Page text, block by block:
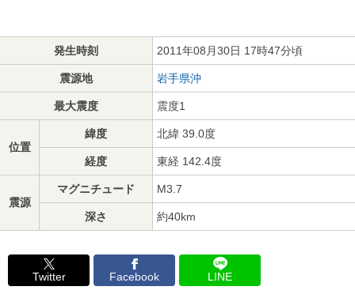
発生時刻 2011年08月30日 17時47分頃
震源地 岩手県沖
最大震度 震度1
位置
緯度 北緯 39.0度
経度 東経 142.4度
震源
マグニチュード M3.7
深さ 約40km
Twitter Facebook LINE